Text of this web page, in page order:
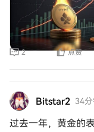
本次销毁属于收入
协议活动越活跃、
从流通供应中移除。 如果Hyperliquid的协议使用量继
长，同时HYPE供
HYPE价格带来更加有利的基
仍需要关注当前的
2 点赞
Bitstar2 34
过去一年，黄金的